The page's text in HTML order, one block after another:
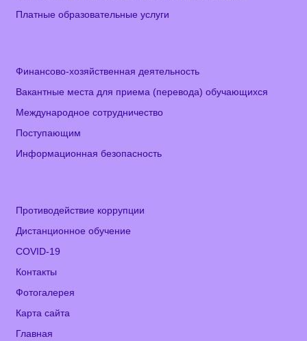
Платные образовательные услуги
Финансово-хозяйственная деятельность
Вакантные места для приема (перевода) обучающихся
Международное сотрудничество
Поступающим
Информационная безопасность
Противодействие коррупции
Дистанционное обучение
COVID-19
Контакты
Фотогалерея
Карта сайта
Главная